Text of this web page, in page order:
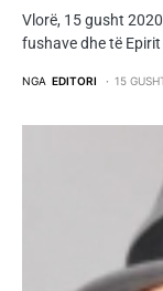
Vlorë, 15 gusht
fushave dhe të
NGA EDITORI 15